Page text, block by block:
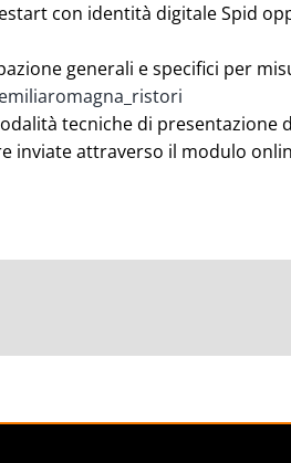
con identità digitale Spid
generali e specifici per
tecniche di presentazione
inviate attraverso il modulo